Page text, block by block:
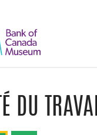
DU